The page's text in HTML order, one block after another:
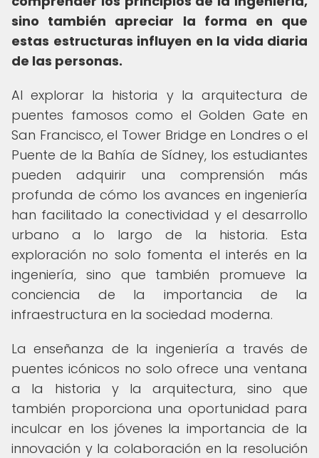
sino también apreciar la forma en que
estas estructuras influyen en la vida diaria
de las personas.
Al explorar la historia y la arquitectura de
puentes famosos como el Golden Gate en
San Francisco, el Tower Bridge en Londres o el
Puente de la Bahía de Sídney, los estudiantes
pueden adquirir una comprensión más
profunda de cómo los avances en ingeniería
han facilitado la conectividad y el desarrollo
urbano a lo largo de la historia. Esta
exploración no solo fomenta el interés en la
ingeniería, sino que también promueve la
conciencia de la importancia de la
infraestructura en la sociedad moderna.
La enseñanza de la ingeniería a través de
puentes icónicos no solo ofrece una ventana
a la historia y la arquitectura, sino que
también proporciona una oportunidad para
inculcar en los jóvenes la importancia de la
innovación y la colaboración en la resolución